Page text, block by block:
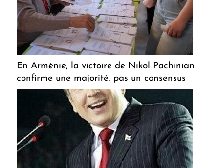
En Arménie, la victoire de Nikol Pachinian
confirme une majorité, pas un consensus